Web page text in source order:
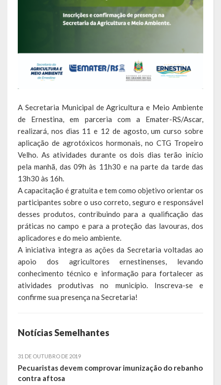
Escola Municipal De Ensino Fundamental João Alfredo Sachser
Agricultura
Fazenda
Saúde
Serviços Oferecidos pela Secretaria de Saúde
ATOS NORMATIVOS
LEIS ORDINÁRIAS
LEIS COMPLEMENTARES
DECRETOS
Publicações
Regulamentos
Editais
Planos
A Secretaria Municipal de Agricultura e Meio Ambiente
de Ernestina, em parceria com a Emater-RS/Ascar,
realizará, nos dias 11 e 12 de agosto, um curso sobre
aplicação de agrotóxicos hormonais, no CTG Tropeiro
Velho. As atividades durante os dois dias terão início
pela manhã, das 09h às 11h30 e na parte da tarde das
13h30 às 16h.
A capacitação é gratuita e tem como objetivo orientar os
participantes sobre o uso correto, seguro e responsável
desses produtos, contribuindo para a qualificação das
práticas no campo e para a proteção das lavouras, dos
aplicadores e do meio ambiente.
A iniciativa integra as ações da Secretaria voltadas ao
apoio dos agricultores ernestinenses, levando
conhecimento técnico e informação para fortalecer as
atividades produtivas no município. Inscreva-se e
confirme sua presença na Secretaria!
Notícias Semelhantes
31 DE OUTUBRO DE 2019
Pecuaristas devem comprovar imunização do rebanho
contra aftosa